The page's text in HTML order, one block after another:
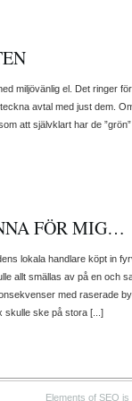
miljövänlig el. Det ringer
avtal med just dem.
att självklart har de
FÖR MIG…
lokala handlare köpt in
allt smällas av på en och
med raserade
skulle ske på stora [...]
Elements of SEO